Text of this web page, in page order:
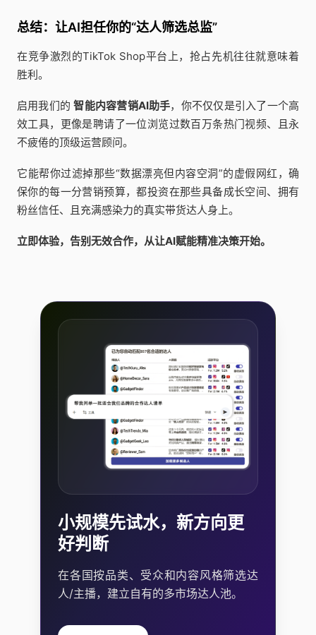
总结：让AI担任你的“达人筛选总监”
在竞争激烈的TikTok Shop平台上，抢占先机往往就意味着
胜利。
启用我们的智能内容营销AI助手，你不仅仅是引入了一个高
效工具，更像是聘请了一位浏览过数百万条热门视频、且永
不疲倦的顶级运营顾问。
它能帮你过滤掉那些“数据漂亮但内容空洞”的虚假网红，确
保你的每一分营销预算，都投资在那些具备成长空间、拥有
粉丝信任、且充满感染力的真实带货达人身上。
立即体验，告别无效合作，从让AI赋能精准决策开始。
小规模先试水，新方向更
好判断
在各国按品类、受众和内容风格筛选达
人/主播，建立自有的多市场达人池。